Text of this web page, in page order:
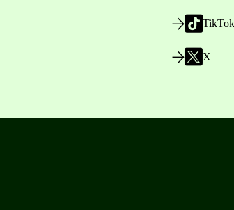
TikTok
X